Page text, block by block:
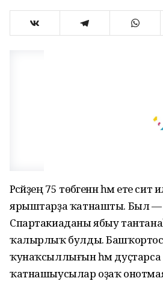
Рәсәйҙең 75 төбәгенән һәм ете
ярыштарҙа ҡатнашты. Был —
Спартакиаданы ябыу
ҡалырлыҡ булды.
ҡунаҡсыллығын һәм дуҫтарса
ҡатнашыусылар оҙаҡ